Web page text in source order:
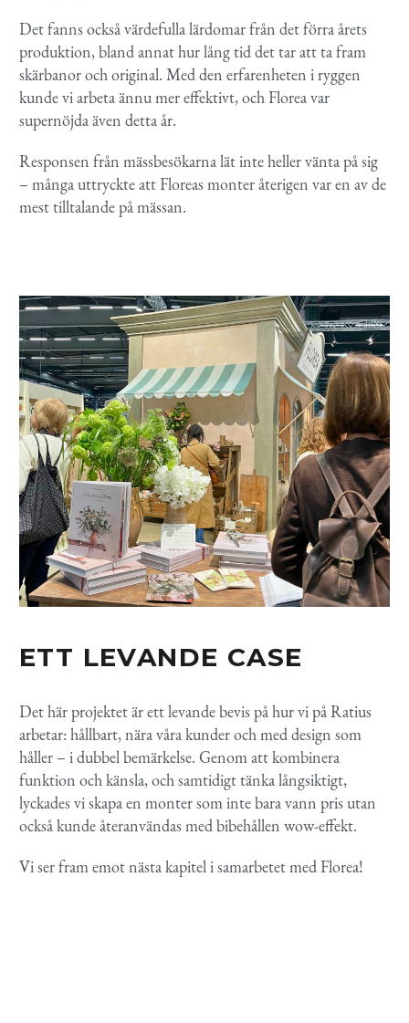
Det fanns också värdefulla lärdomar från det förra årets
produktion, bland annat hur lång tid det tar att ta fram
skärbanor och original. Med den erfarenheten i ryggen
kunde vi arbeta ännu mer effektivt, och Florea var
supernöjda även detta år.
Responsen från mässbesökarna lät inte heller vänta på sig
– många uttryckte att Floreas monter återigen var en av de
mest tilltalande på mässan.
ETT LEVANDE CASE
Det här projektet är ett levande bevis på hur vi på Ratius
arbetar: hållbart, nära våra kunder och med design som
håller – i dubbel bemärkelse. Genom att kombinera
funktion och känsla, och samtidigt tänka långsiktigt,
lyckades vi skapa en monter som inte bara vann pris utan
också kunde återanvändas med bibehållen wow-effekt.
Vi ser fram emot nästa kapitel i samarbetet med Florea!